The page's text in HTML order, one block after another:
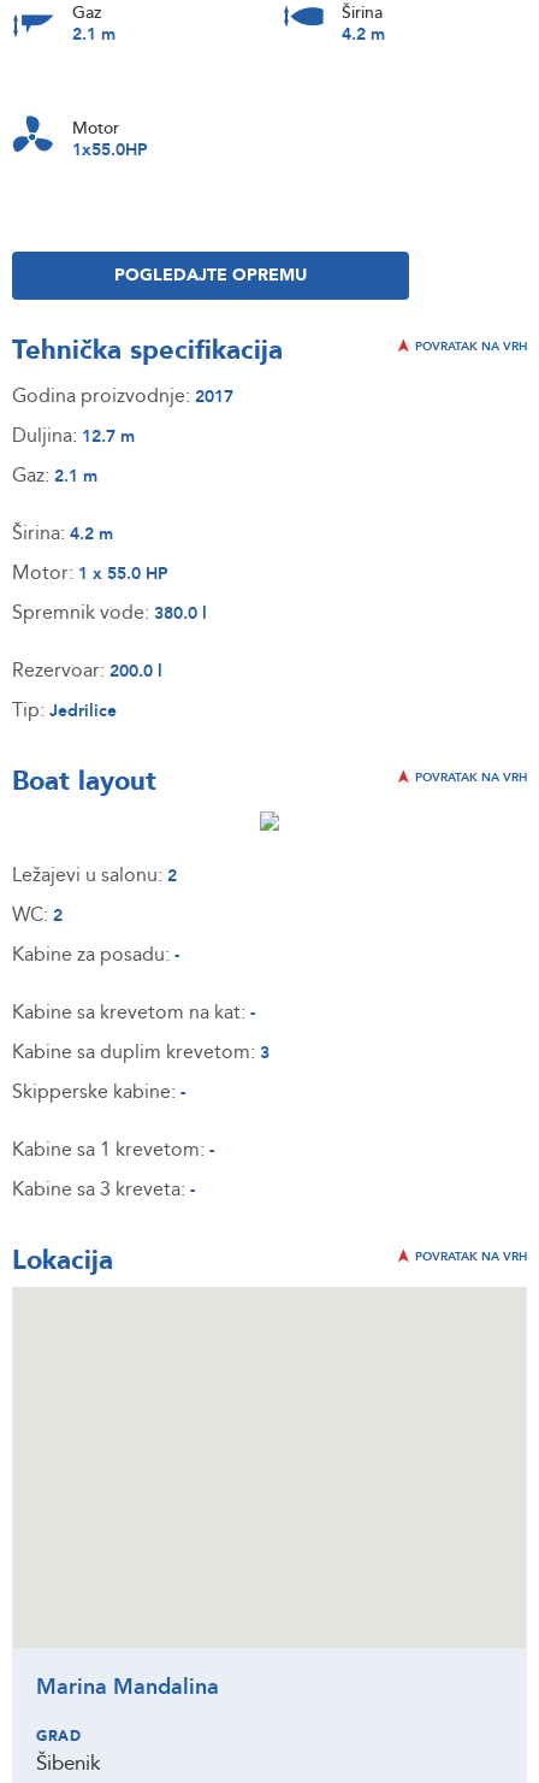
Gaz
2.1 m
Širina
4.2 m
Motor
1x55.0HP
POGLEDAJTE OPREMU
Tehnička specifikacija POVRATAK NA VRH
Godina proizvodnje: 2017
Duljina: 12.7 m
Gaz: 2.1 m
Širina: 4.2 m
Motor: 1 x 55.0 HP
Spremnik vode: 380.0 l
Rezervoar: 200.0 l
Tip: Jedrilice
Boat layout POVRATAK NA VRH
Ležajevi u salonu: 2
WC: 2
Kabine za posadu: -
Kabine sa krevetom na kat: -
Kabine sa duplim krevetom: 3
Skipperske kabine: -
Kabine sa 1 krevetom: -
Kabine sa 3 kreveta: -
Lokacija POVRATAK NA VRH
Marina Mandalina
GRAD
Šibenik